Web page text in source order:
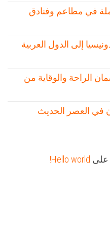
في مطاعم وفنادق
إلى الدول العربية
الراحة والوقاية من
في العصر الحديث
على Hello world!